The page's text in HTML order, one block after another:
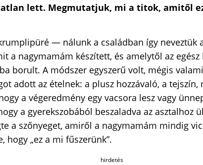
lett. Megmutatjuk, mi a titok, amitől
— nálunk a családban így neveztük
a nagymamám készített, és amelytől az egész
borult. A módszer egyszerű volt, mégis
adott az ételnek: a plusz hozzávaló, a tejszín,
a végeredmény egy vacsora lesz vagy
a gyerekszobából beszaladva az asztalhoz
a szőnyeget, amiről a nagymamám mindig
hogy „ez a mi fűszerünk”.
hirdetés